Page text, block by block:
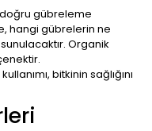
gübreleme
hangi gübrelerin ne
Organik
kullanımı, bitkinin sağlığını